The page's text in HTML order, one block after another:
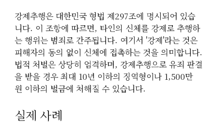
강제추행은 대한민국 형법 제297조에 명시되어 있습
니다. 이 조항에 따르면, 타인의 신체를 강제로 추행하
는 행위는 범죄로 간주됩니다. 여기서 '강제'라는 것은
피해자의 동의 없이 신체에 접촉하는 것을 의미합니다.
법적 처벌은 상당히 엄격하며, 강제추행으로 유죄 판결
을 받을 경우 최대 10년 이하의 징역형이나 1,500만
원 이하의 벌금에 처해질 수 있습니다.
실제 사례